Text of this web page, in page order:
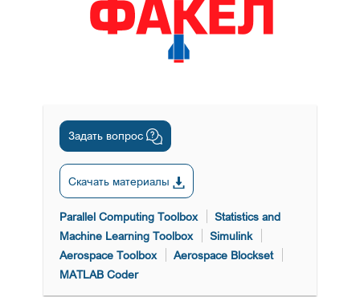
Задать вопрос
Скачать материалы
Parallel Computing Toolbox
Statistics and
Machine Learning Toolbox
Simulink
Aerospace Toolbox
Aerospace Blockset
MATLAB Coder